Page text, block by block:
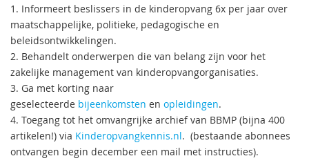
1. Informeert beslissers in de kinderopvang 6x per jaar over
maatschappelijke, politieke, pedagogische en
beleidsontwikkelingen.
2. Behandelt onderwerpen die van belang zijn voor het
zakelijke management van kinderopvangorganisaties.
3. Ga met korting naar
geselecteerde bijeenkomsten en opleidingen.
4. Toegang tot het omvangrijke archief van BBMP (bijna 400
artikelen!) via Kinderopvangkennis.nl. (bestaande abonnees
ontvangen begin december een mail met instructies).